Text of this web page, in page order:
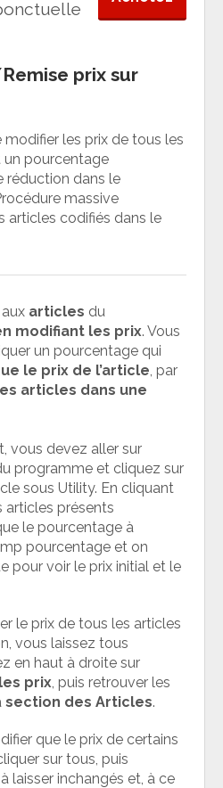
prix sur
les prix de tous les
un pourcentage
réduction dans le
massive
articles codifiés dans le
articles du
modifiant les prix. Vous
un pourcentage qui
le prix de l’article , par
articles dans une
vous devez aller sur
programme et cliquez sur
sous Utility. En cliquant
articles présents
le pourcentage à
pourcentage et on
pour voir le prix initial et le
le prix de tous les articles
vous laissez tous
en haut à droite sur
prix , puis retrouver les
section des Articles.
que le prix de certains
sur tous, puis
laisser inchangés et, à ce